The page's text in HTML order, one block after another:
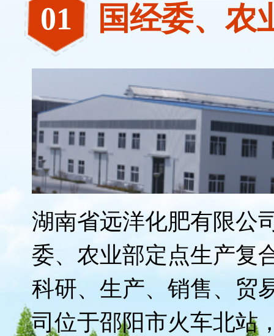
02 湖南名
远洋化肥先后荣获"湖
标"、"湖南省农业产业
制企业质量信得过产品
质奖’ "、"第二、三届